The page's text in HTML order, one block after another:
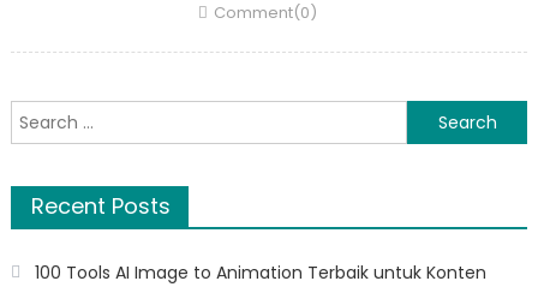
Comment(0)
Search
for:
Recent Posts
100 Tools AI Image to Animation Terbaik untuk Konten